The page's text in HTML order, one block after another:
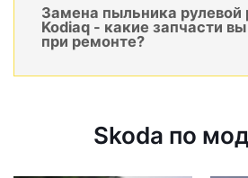
Замена пыльника рулевой
Kodiaq - какие запчасти
при ремонте?
Skoda по